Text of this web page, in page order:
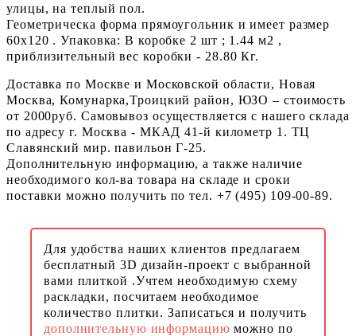
улицы, на теплый пол.
Геометрическа форма прямоугольник и имеет размер
60x120 . Упаковка: В коробке 2 шт ; 1.44 м2 ,
приблизительный вес коробки - 28.80 Кг.
Доставка по Москве и Московской области, Новая
Москва, Комунарка,Троицкий район, ЮЗО – стоимость
от 2000руб. Самовывоз осуществляется с нашего склада
по адресу г. Москва - МКАД 41-й километр 1. ТЦ
Славянский мир. павильон Г-25.
Дополнительную информацию, а также наличие
необходимого кол-ва товара на складе и сроки
поставки можно получить по тел. +7 (495) 109-00-89.
Для удобства наших клиентов предлагаем
бесплатный 3D дизайн-проект с выбранной
вами плиткой .Учтем необходимую схему
раскладки, посчитаем необходимое
количество плитки. Записаться и получить
дополнительную информациюможно по